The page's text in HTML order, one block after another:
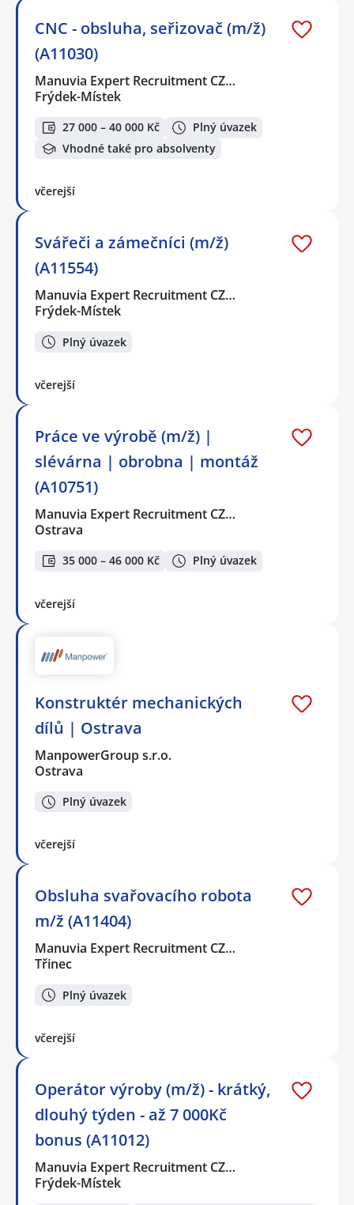
CNC - obsluha, seřizovač (m/ž)
(A11030)
Manuvia Expert Recruitment CZ…
Frýdek-Místek
27 000 – 40 000 Kč
Plný úvazek
Vhodné také pro absolventy
včerejší
Svářeči a zámečníci (m/ž)
(A11554)
Manuvia Expert Recruitment CZ…
Frýdek-Místek
Plný úvazek
včerejší
Práce ve výrobě (m/ž) |
slévárna | obrobna | montáž
(A10751)
Manuvia Expert Recruitment CZ…
Ostrava
35 000 – 46 000 Kč Plný úvazek
včerejší
Konstruktér mechanických
dílů | Ostrava
ManpowerGroup s.r.o.
Ostrava
Plný úvazek
včerejší
Obsluha svařovacího robota
m/ž (A11404)
Manuvia Expert Recruitment CZ…
Třinec
Plný úvazek
včerejší
Operátor výroby (m/ž) - krátký,
dlouhý týden - až 7 000Kč
bonus (A11012)
Manuvia Expert Recruitment CZ…
Frýdek-Místek